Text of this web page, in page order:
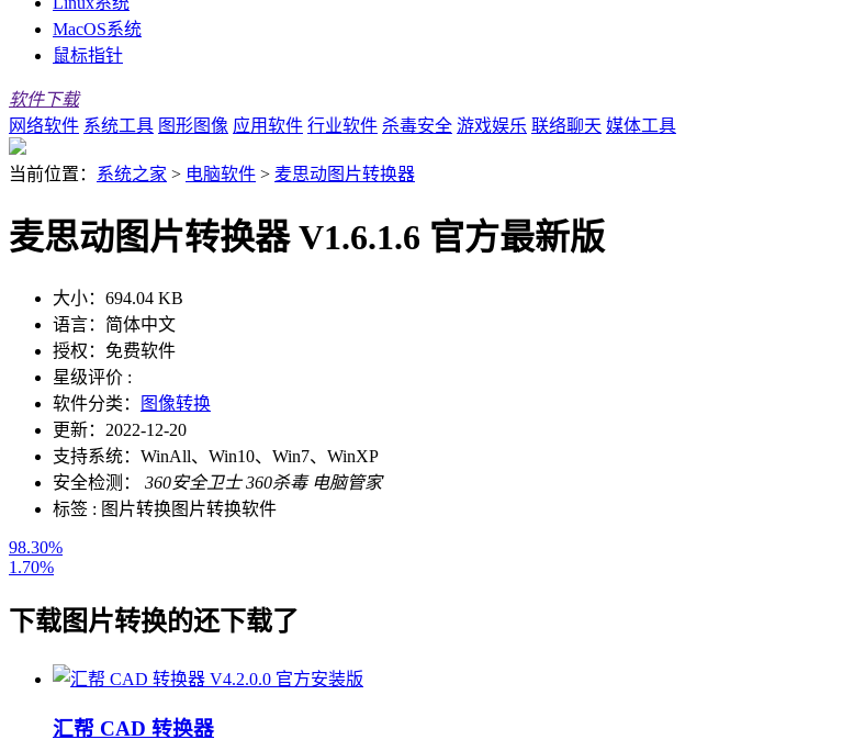
MacOS系统
鼠标指针
软件下载
网络软件 系统工具 图形图像 应用软件 行业软件 杀毒安全 游戏娱乐 联络聊天 媒体工具
当前位置： 系统之家 > 电脑软件 > 麦思动图片转换器
麦思动图片转换器 V1.6.1.6 官方最新版
大小： 694.04 KB
语言： 简体中文
授权： 免费软件
星级评价 :
软件分类：
图像转换
更新： 2022-12-20
支持系统： WinAll、Win10、Win7、WinXP
安全检测：
360安全卫士 360杀毒 电脑管家
标签 : 图片转换图片转换软件
98.30%
1.70%
下载图片转换的还下载了
汇帮 CAD 转换器